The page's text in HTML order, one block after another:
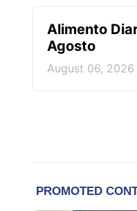
Alimento
Agosto
August 06, 2026